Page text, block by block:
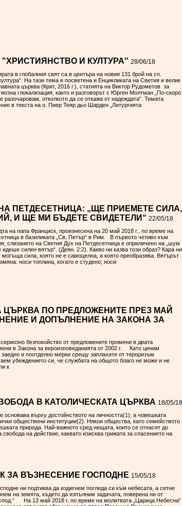
И КУЛТУРА" 28/06/18
в глобалния свят са в центъра на новия 131 брой на сп.
На тази тема е посветена и Енцикликата на Светия и велик
църква (Крит, 2016 г.), статията на Виктор Рудометов за
глокализация, както и разговорът с Юрген Молтман „По-скоро
разочаровам, отколкото да се откажа от надеждата“. Темата
в текста на о. Пиер Теяр дьо Шарден „Литургията
ПЕТДЕСЕТНИЦА: „ЩЕ ПРИЕМЕТЕ СИЛА,
И ЩЕ МИ БЪДЕТЕ СВИДЕТЕЛИ“ 22/05/18
на папа Франциск, произнесена на 20 май 2018 г., по време на
в базиликата „Св. Петър“ в Рим. В първото четиво към
слизането на Светия Дух на Петдесетница е оприличено на „шум
идеше силен вятър“. (Деян. 2:2). Какво ни казва този образ? Кара ни
могъща сила, която не е самоцелна, а която преобразява. Вятърът
носи топлина, когато е студено; носи
ПО ПРЕДЛОЖЕНИТЕ ПРЕЗ МАЙ
И ДОПЪЛНЕНИЕ НА ЗАКОНА ЗА
безпокойство от предложените промени в двата
в Закона за вероизповеданията от 2002 г. Като ценим
и поотделно мерки срещу заплахите от тероризъм
убеждението си, че службата на общото благо не може и не
к
В КАТОЛИЧЕСКАТА ЦЪРКВА 18/05/18
основава върху достойнството на личността(1), а човешката
обществени институции(2). Някои общества, като семейството
природа. Най-важното сред нещата, които се отнасят до
на действие, каквато изисква грижата за спасението на
ЗА ВЪЗНЕСЕНИЕ ГОСПОДНЕ 15/05/18
ни подтиква да издигнем погледа си към небесата, а сетне
на земята, където да изпълним задачата, поверена ни от
На 13 май 2018 г. по време на молитвата „Царица Небесна“